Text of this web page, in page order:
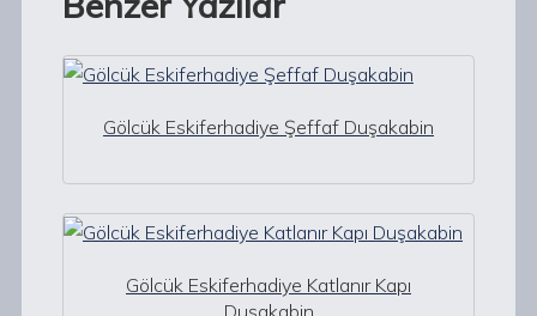
Gölcük Eskiferhadiye Şeffaf Duşakabin
Gölcük Eskiferhadiye Katlanır Kapı
Duşakabin